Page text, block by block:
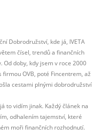
Dobrodružství, kde já, IVETA
čísel, trendů a finančních
doby, kdy jsem v roce 2000
OVB, poté Fincentrem, až
cestami plnými dobrodružství
to vidím jinak. Každý článek na
odhalením tajemství, které
moři finančních rozhodnutí.